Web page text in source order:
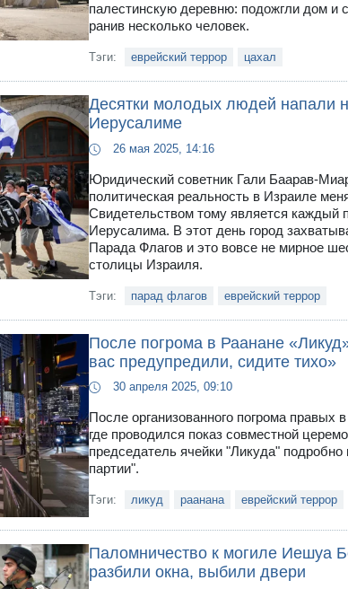
палестинскую деревню: подожгли дом и
ранив несколько человек.
Тэги: еврейский террор цахал
Десятки молодых людей напали
Иерусалиме
26 мая 2025, 14:16
Юридический советник Гали Баарав-
политическая реальность в Израиле
Свидетельством тому является каждый
Иерусалима. В этот день город
Парада Флагов и это вовсе не мирное
столицы Израиля.
Тэги: парад флагов еврейский террор
После погрома в Раанане
вас предупредили, сидите тихо»
30 апреля 2025, 09:10
После организованного погрома правых
где проводился показ совместной
председатель ячейки "Ликуда" подробно
партии".
Тэги: ликуд раанана еврейский террор
Паломничество к могиле Иешуа
разбили окна, выбили двери